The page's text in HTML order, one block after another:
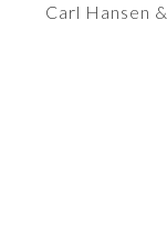
Carl Hansen